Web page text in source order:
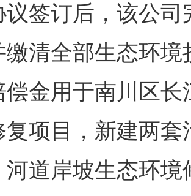
订后，该公司
缴清全部生态环
偿金用于南川区
复项目，新建两
河道岸坡生态环